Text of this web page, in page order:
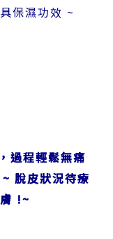
保濕功效 ~
過程輕鬆無痛
脫皮狀況待療
!~